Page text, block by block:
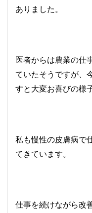
ありました。
医者からは農業の仕
ていたそうですが、
すと大変お喜びの様子
私も慢性の皮膚病で
てきています。
仕事を続けながら改